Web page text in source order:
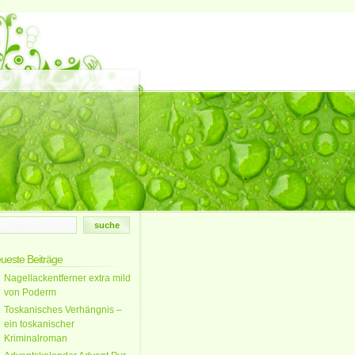
Beiträge
Nagellackentferner extra mild
von Poderm
Toskanisches Verhängnis –
ein toskanischer
Kriminalroman